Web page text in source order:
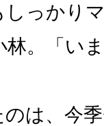
しっかり
。「い
は、今